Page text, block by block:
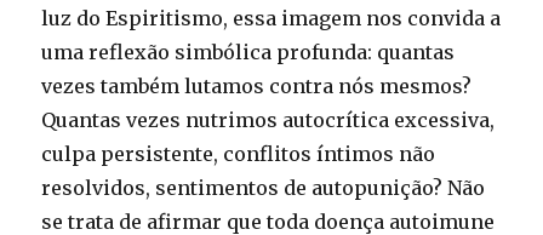
luz do Espiritismo, essa imagem nos convida a
uma reflexão simbólica profunda: quantas
vezes também lutamos contra nós mesmos?
Quantas vezes nutrimos autocrítica excessiva,
culpa persistente, conflitos íntimos não
resolvidos, sentimentos de autopunição? Não
se trata de afirmar que toda doença autoimune